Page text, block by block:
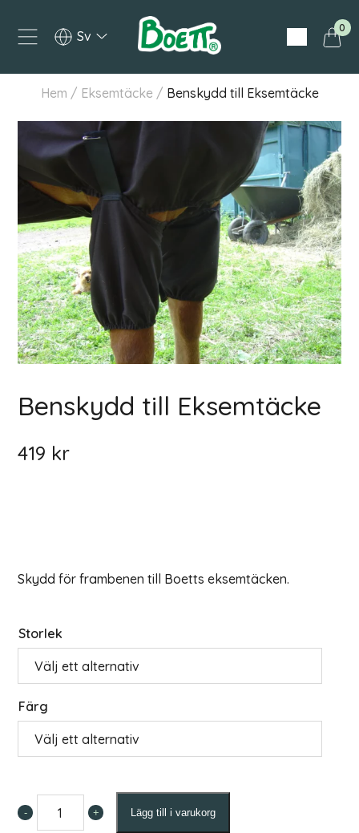
Svenska
0
Hem / Eksemtäcke / Benskydd till Eksemtäcke
Benskydd till Eksemtäcke
419 kr
Skydd för frambenen till Boetts eksemtäcken.
Storlek
Färg
Benskydd
- + Lägg till i varukorg